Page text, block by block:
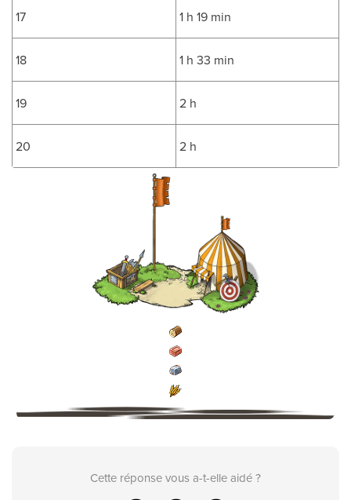
17 1 h 19 min
18 1 h 33 min
19 2 h
20 2 h
Cette réponse vous a-t-elle aidé ?